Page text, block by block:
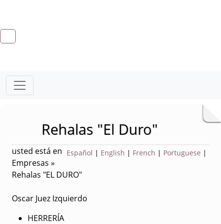
Rehalas "El Duro"
Español | English | French | Portuguese |
usted está en
Empresas »
Rehalas "EL DURO"
Oscar Juez Izquierdo
HERRERÍA